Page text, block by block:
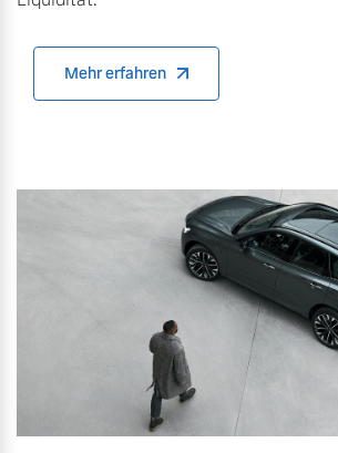
Mehr erfahren